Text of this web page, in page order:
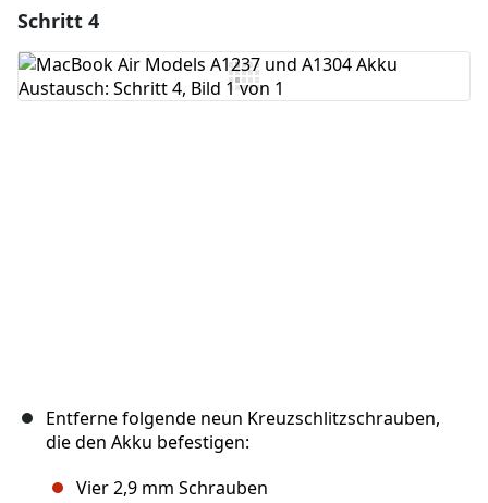
Kommentar hinzufügen
Schritt 4
Entferne folgende neun Kreuzschlitzschrauben,
die den Akku befestigen:
Vier 2,9 mm Schrauben